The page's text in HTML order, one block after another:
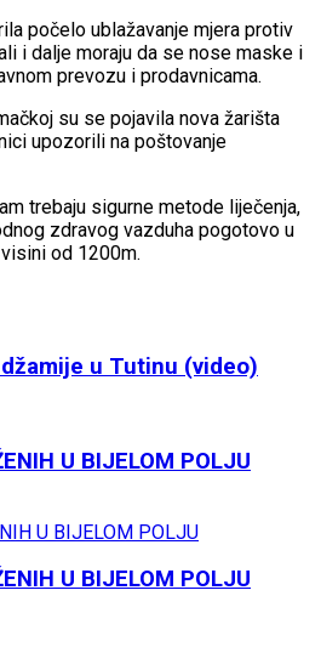
počelo ublažavanje mjera protiv
i dalje moraju da se nose maske i
prevozu i prodavnicama.
su se pojavila nova žarišta
upozorili na poštovanje
trebaju sigurne metode liječenja,
zdravog vazduha pogotovo u
od 1200m.
u Tutinu (video)
U BIJELOM POLJU
U BIJELOM POLJU